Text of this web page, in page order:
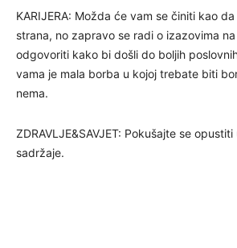
KARIJERA: Možda će vam se činiti kao
strana, no zapravo se radi o izazovima
odgovoriti kako bi došli do boljih
vama je mala borba u kojoj trebate biti
nema.
ZDRAVLJE&SAVJET: Pokušajte se
sadržaje.